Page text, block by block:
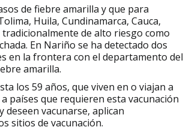
de fiebre amarilla y que para
Huila, Cundinamarca, Cauca,
de alto riesgo como
En Nariño se ha detectado dos
en la frontera con el departamento del
amarilla.
los 59 años, que viven en o viajan a
países que requieren esta vacunación
vacunarse, aplican
sitios de vacunación.